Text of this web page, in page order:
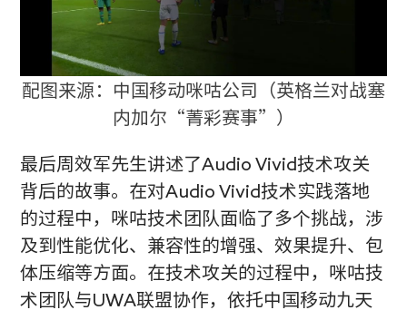
配图来源：中国移动咪咕公司（英格兰对战塞
内加尔“菁彩赛事”）
最后周效军先生讲述了Audio Vivid技术攻关
背后的故事。在对Audio Vivid技术实践落地
的过程中，咪咕技术团队面临了多个挑战，涉
及到性能优化、兼容性的增强、效果提升、包
体压缩等方面。在技术攻关的过程中，咪咕技
术团队与UWA联盟协作，依托中国移动九天